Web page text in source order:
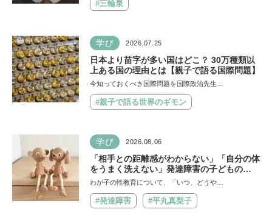
#三輪泉
学び 2026.07.25
日本より苗字が多い国はどこ？ 30万種類以
上ある国の理由とは【親子で語る国際問題】
今知っておくべき国際問題を国際政治先生…
#親子で語る世界のギモン
学び 2026.08.06
「相手との距離感がわからない」「自分の体
をうまく洗えない」発達障害の子どもの
「性」に関する困りごと・性教育のポイント
聞いた】
わが子の性教育について、「いつ、どうや…
#発達障害 #平丸真梨子